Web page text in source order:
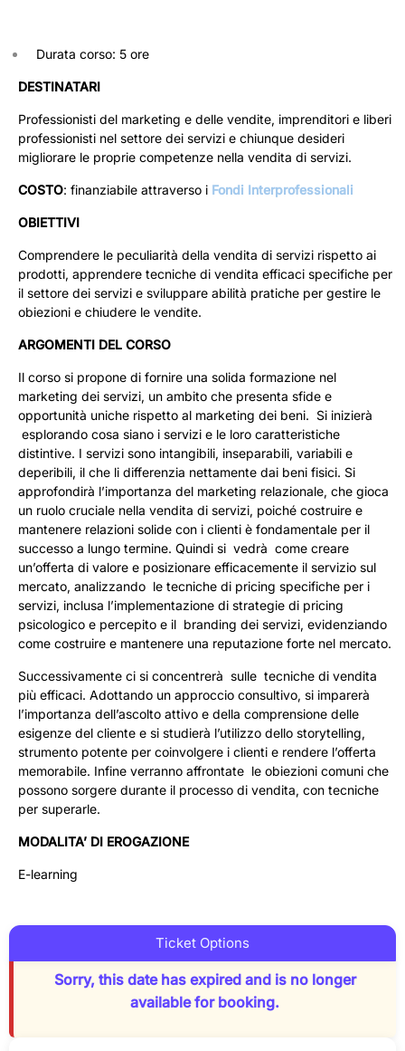
Durata corso: 5 ore
DESTINATARI
Professionisti del marketing e delle vendite, imprenditori e liberi
professionisti nel settore dei servizi e chiunque desideri
migliorare le proprie competenze nella vendita di servizi.
COSTO: finanziabile attraverso i Fondi Interprofessionali
OBIETTIVI
Comprendere le peculiarità della vendita di servizi rispetto ai
prodotti, apprendere tecniche di vendita efficaci specifiche per
il settore dei servizi e sviluppare abilità pratiche per gestire le
obiezioni e chiudere le vendite.
ARGOMENTI DEL CORSO
Il corso si propone di fornire una solida formazione nel
marketing dei servizi, un ambito che presenta sfide e
opportunità uniche rispetto al marketing dei beni. Si inizierà
esplorando cosa siano i servizi e le loro caratteristiche
distintive. I servizi sono intangibili, inseparabili, variabili e
deperibili, il che li differenzia nettamente dai beni fisici. Si
approfondirà l’importanza del marketing relazionale, che gioca
un ruolo cruciale nella vendita di servizi, poiché costruire e
mantenere relazioni solide con i clienti è fondamentale per il
successo a lungo termine. Quindi si vedrà come creare
un’offerta di valore e posizionare efficacemente il servizio sul
mercato, analizzando le tecniche di pricing specifiche per i
servizi, inclusa l’implementazione di strategie di pricing
psicologico e percepito e il branding dei servizi, evidenziando
come costruire e mantenere una reputazione forte nel mercato.
Successivamente ci si concentrerà sulle tecniche di vendita
più efficaci. Adottando un approccio consultivo, si imparerà
l’importanza dell’ascolto attivo e della comprensione delle
esigenze del cliente e si studierà l’utilizzo dello storytelling,
strumento potente per coinvolgere i clienti e rendere l’offerta
memorabile. Infine verranno affrontate le obiezioni comuni che
possono sorgere durante il processo di vendita, con tecniche
per superarle.
MODALITA’ DI EROGAZIONE
E-learning
Ticket Options
Sorry, this date has expired and is no longer
available for booking.